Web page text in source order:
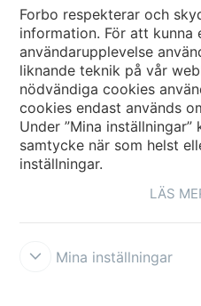
Välj land
Välj ditt land
Forbo respekterar och
information. För att kunna
användarupplevelse
liknande teknik på vår
nödvändiga cookies
cookies endast används
Under ”Mina
samtycke när som helst
inställningar.
LÄS
Mina inställningar